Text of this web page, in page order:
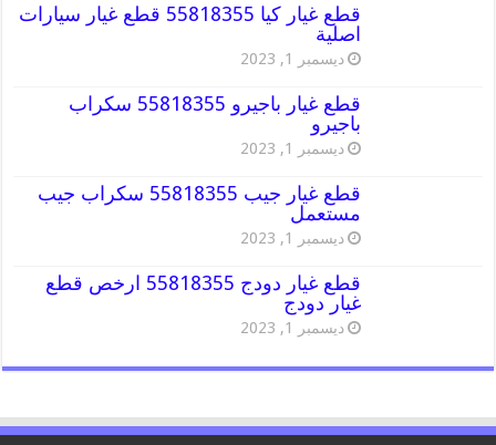
قطع غيار كيا 55818355 قطع غيار سيارات
اصلية
ديسمبر 1, 2023
قطع غيار باجيرو 55818355 سكراب
باجيرو
ديسمبر 1, 2023
قطع غيار جيب 55818355 سكراب جيب
مستعمل
ديسمبر 1, 2023
قطع غيار دودج 55818355 ارخص قطع
غيار دودج
ديسمبر 1, 2023